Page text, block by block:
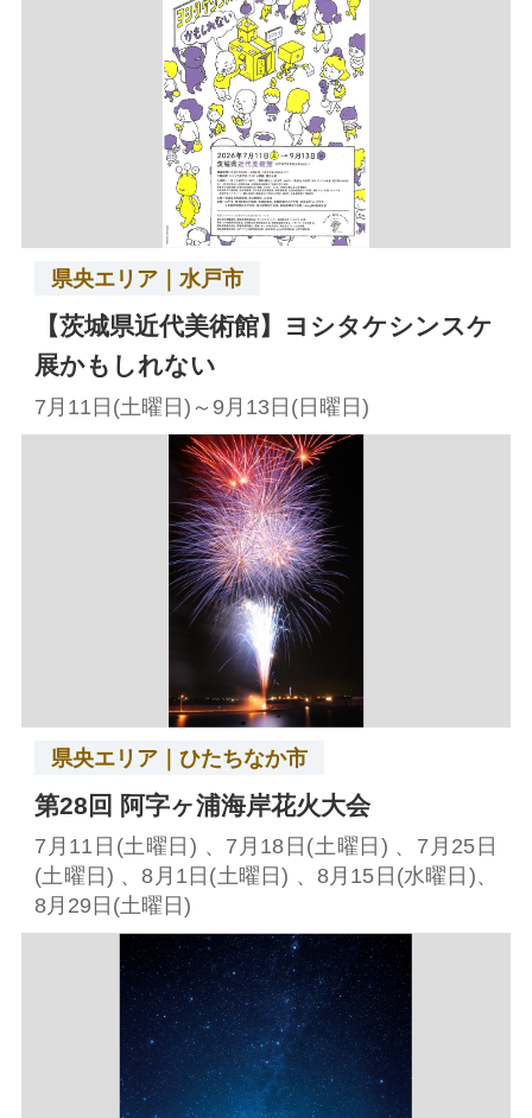
県央エリア｜水戸市
【茨城県近代美術館】ヨシタケシンスケ
展かもしれない
7月11日(土曜日)～9月13日(日曜日)
県央エリア｜ひたちなか市
第28回 阿字ヶ浦海岸花火大会
7月11日(土曜日) 、7月18日(土曜日) 、7月25日
(土曜日) 、8月1日(土曜日) 、8月15日(水曜日)、
8月29日(土曜日)